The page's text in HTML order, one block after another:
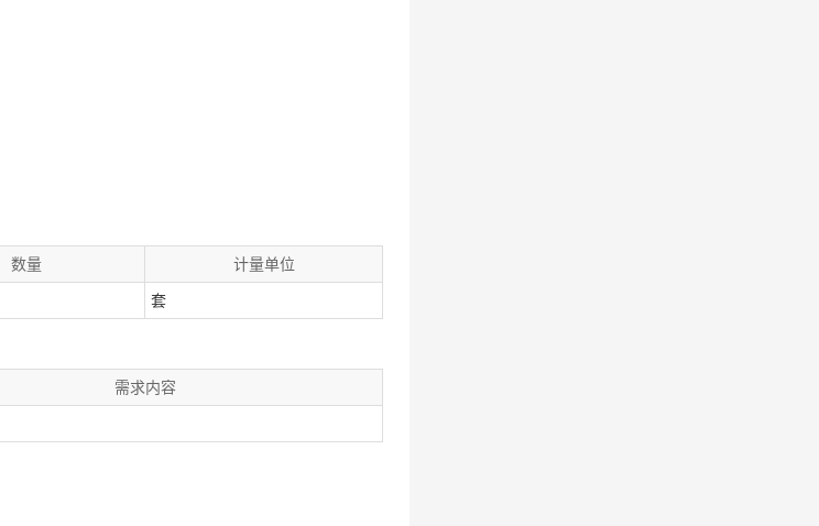
数量 计量单位
套
需求内容